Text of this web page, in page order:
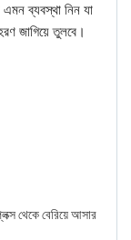
নয়, বরং
এমন ব্যবস্থা নিন যা
জাগিয়ে তুলবে।
থেকে বেরিয়ে আসার